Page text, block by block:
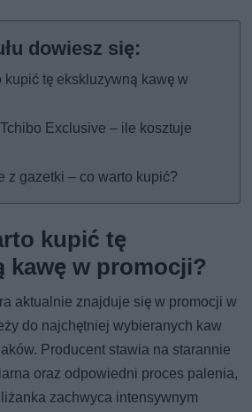
kupić tę ekskluzywną kawę w
Exclusive – ile kosztuje
z gazetki – co warto kupić?
kupić tę
kawę w promocji?
aktualnie znajduje się w promocji w
do najchętniej wybieranych kaw
Producent stawia na starannie
oraz odpowiedni proces palenia,
zachwyca intensywnym